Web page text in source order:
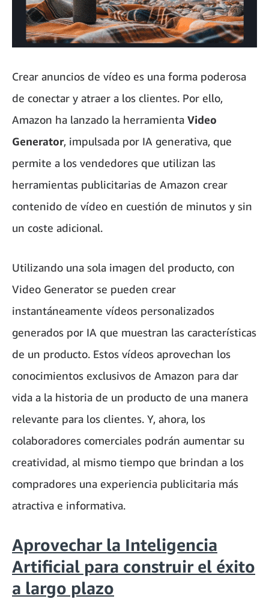
Crear anuncios de vídeo es una forma poderosa
de conectar y atraer a los clientes. Por ello,
Amazon ha lanzado la herramienta Video
Generator, impulsada por IA generativa, que
permite a los vendedores que utilizan las
herramientas publicitarias de Amazon crear
contenido de vídeo en cuestión de minutos y sin
un coste adicional.
Utilizando una sola imagen del producto, con
Video Generator se pueden crear
instantáneamente vídeos personalizados
generados por IA que muestran las características
de un producto. Estos vídeos aprovechan los
conocimientos exclusivos de Amazon para dar
vida a la historia de un producto de una manera
relevante para los clientes. Y, ahora, los
colaboradores comerciales podrán aumentar su
creatividad, al mismo tiempo que brindan a los
compradores una experiencia publicitaria más
atractiva e informativa.
Aprovechar la Inteligencia
Artificial para construir el éxito
a largo plazo